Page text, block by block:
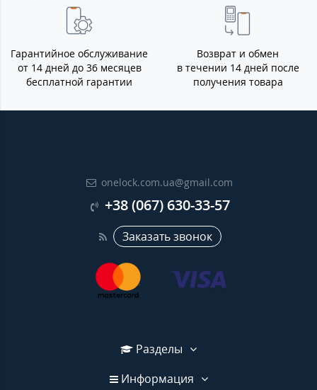
Гарантийное обслуживание
от 14 дней до 36 месяцев
бесплатной гарантии
Возврат и обмен
в течении 14 дней после
получения товара
onelock.com.ua@gmail.com
+38 (067) 630-33-57
Заказать звонок
Разделы
Информация